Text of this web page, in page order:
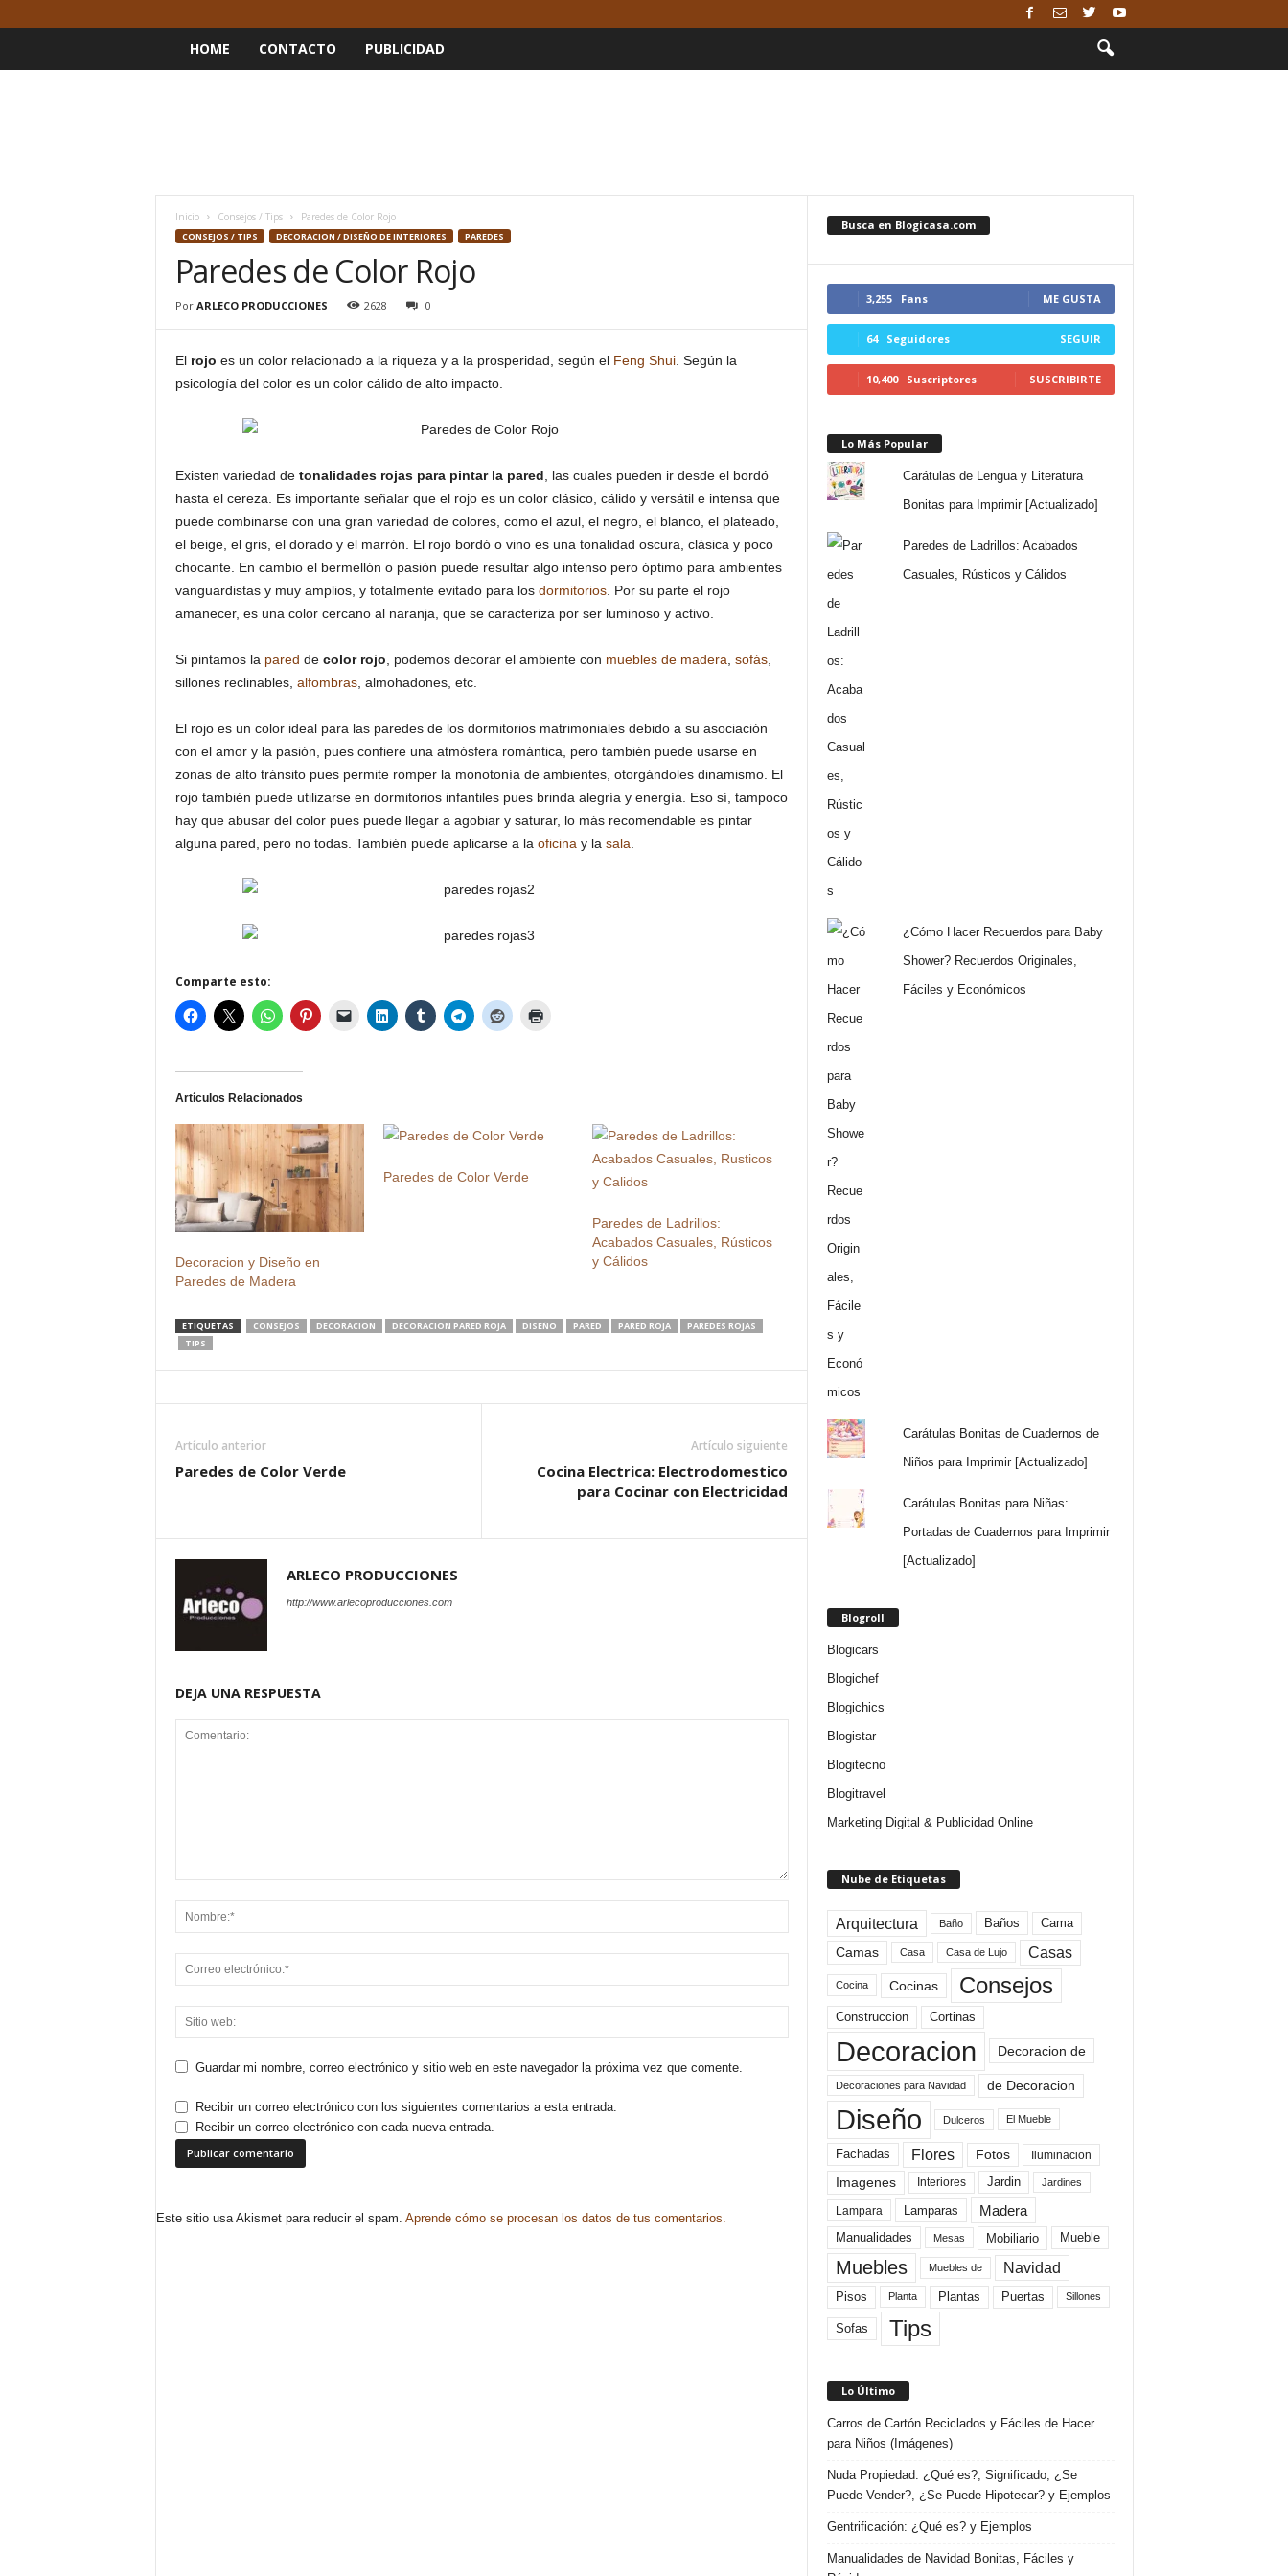
HOME CONTACTO PUBLICIDAD
Inicio Consejos / Tips Paredes de Color Rojo
CONSEJOS / TIPS DECORACION / DISEÑO DE INTERIORES PAREDES
Paredes de Color Rojo
Por ARLECO PRODUCCIONES 2628 0
El rojo es un color relacionado a la riqueza y a la prosperidad, según el Feng Shui. Según la
psicología del color es un color cálido de alto impacto.
Existen variedad de tonalidades rojas para pintar la pared , las cuales pueden ir desde el bordó
hasta el cereza. Es importante señalar que el rojo es un color clásico, cálido y versátil e intensa que
puede combinarse con una gran variedad de colores, como el azul, el negro, el blanco, el plateado,
el beige, el gris, el dorado y el marrón. El rojo bordó o vino es una tonalidad oscura, clásica y poco
chocante. En cambio el bermellón o pasión puede resultar algo intenso pero óptimo para ambientes
vanguardistas y muy amplios, y totalmente evitado para los dormitorios. Por su parte el rojo
amanecer, es una color cercano al naranja, que se caracteriza por ser luminoso y activo.
Si pintamos la pared de color rojo , podemos decorar el ambiente con muebles de madera sofás,
sillones reclinables, alfombras, almohadones, etc.
El rojo es un color ideal para las paredes de los dormitorios matrimoniales debido a su asociación
con el amor y la pasión, pues confiere una atmósfera romántica, pero también puede usarse en
zonas de alto tránsito pues permite romper la monotonía de ambientes, otorgándoles dinamismo. El
rojo también puede utilizarse en dormitorios infantiles pues brinda alegría y energía. Eso sí, tampoco
hay que abusar del color pues puede llegar a agobiar y saturar, lo más recomendable es pintar
alguna pared, pero no todas. También puede aplicarse a la oficina y la sala
Comparte esto:
Artículos Relacionados
Decoracion y Diseño en
Paredes de Madera
Paredes de Color Verde
Paredes de Ladrillos:
Acabados Casuales, Rústicos
y Cálidos
ETIQUETAS CONSEJOS DECORACION DECORACION PARED ROJA DISEÑO PARED PARED ROJA
PAREDES ROJAS
TIPS
Artículo anterior
Paredes de Color Verde
Artículo siguiente
Cocina Electrica: Electrodomestico
para Cocinar con Electricidad
ARLECO PRODUCCIONES
http://www.arlecoproducciones.com
DEJA UNA RESPUESTA
Guardar mi nombre, correo electrónico y sitio web en este navegador la próxima vez que comente.
Recibir un correo electrónico con los siguientes comentarios a esta entrada.
Recibir un correo electrónico con cada nueva entrada.
Este sitio usa Akismet para reducir el spam. Aprende cómo se procesan los datos de tus comentarios.
Busca en Blogicasa.com
3,255 Fans ME GUSTA
64 Seguidores SEGUIR
10,400 Suscriptores SUSCRIBIRTE
Lo Más Popular
Carátulas de Lengua y Literatura
Bonitas para Imprimir [Actualizado]
Paredes de Ladrillos: Acabados
Casuales, Rústicos y Cálidos
¿Cómo Hacer Recuerdos para Baby
Shower? Recuerdos Originales,
Fáciles y Económicos
Carátulas Bonitas de Cuadernos de
Niños para Imprimir [Actualizado]
Carátulas Bonitas para Niñas:
Portadas de Cuadernos para Imprimir
[Actualizado]
Blogroll
Blogicars
Blogichef
Blogichics
Blogistar
Blogitecno
Blogitravel
Marketing Digital & Publicidad Online
Nube de Etiquetas
Arquitectura Baño Baños Cama
Camas Casa Casa de Lujo Casas
Cocina Cocinas Consejos
Construccion Cortinas
Decoracion Decoracion de
Decoraciones para Navidad de Decoracion
Diseño Dulceros El Mueble
Fachadas Flores Fotos Iluminacion
Imagenes Interiores Jardin Jardines
Lampara Lamparas Madera
Manualidades Mesas Mobiliario Mueble
Muebles Muebles de Navidad
Pisos Planta Plantas Puertas Sillones
Sofas Tips
Lo Último
Carros de Cartón Reciclados y Fáciles de Hacer
para Niños (Imágenes)
Nuda Propiedad: ¿Qué es?, Significado, ¿Se
Puede Vender?, ¿Se Puede Hipotecar? y Ejemplos
Gentrificación: ¿Qué es? y Ejemplos
Manualidades de Navidad Bonitas, Fáciles y